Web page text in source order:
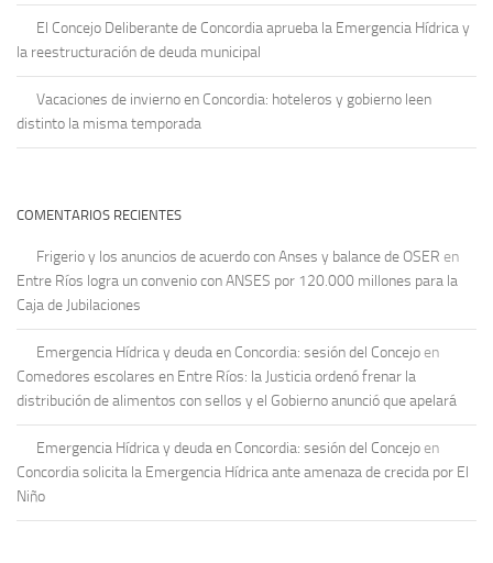
El Concejo Deliberante de Concordia aprueba la Emergencia Hídrica y
la reestructuración de deuda municipal
Vacaciones de invierno en Concordia: hoteleros y gobierno leen
distinto la misma temporada
COMENTARIOS RECIENTES
Frigerio y los anuncios de acuerdo con Anses y balance de OSER en
Entre Ríos logra un convenio con ANSES por 120.000 millones para la
Caja de Jubilaciones
Emergencia Hídrica y deuda en Concordia: sesión del Concejo en
Comedores escolares en Entre Ríos: la Justicia ordenó frenar la
distribución de alimentos con sellos y el Gobierno anunció que apelará
Emergencia Hídrica y deuda en Concordia: sesión del Concejo en
Concordia solicita la Emergencia Hídrica ante amenaza de crecida por El
Niño